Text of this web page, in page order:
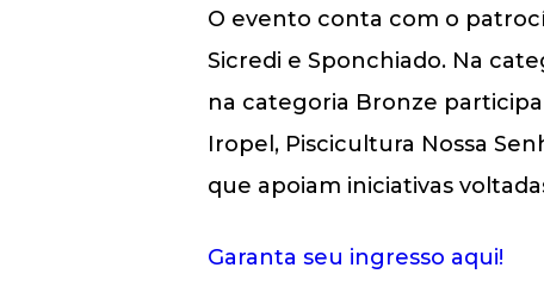
O evento conta com o
Sicredi e Sponchiado. Na
na categoria Bronze
Iropel, Piscicultura Nossa
que apoiam iniciativas
Garanta seu ingresso aqui!